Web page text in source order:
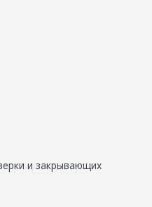
и закрывающих